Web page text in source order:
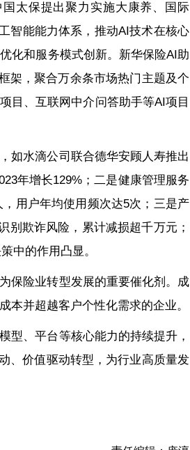
太保提出聚力实施大康养、国际
智能能力体系，推动AI技术在核心
化和服务模式创新。新华保险AI助
架，聚合万余条市场热门主题及个
目、互联网中介问答助手等AI项目
如水滴公司联合德华安顾人寿推出
年增长129%；二是健康管理服务
用户年均使用频次达5次；三是产
别欺诈风险，累计减损超千万元；
中的作用凸显。
保险业转型发展的重要催化剂。成
本并超越客户个性化需求的企业。
型、平台等核心能力的持续提升，
、价值驱动转型，为行业高质量发